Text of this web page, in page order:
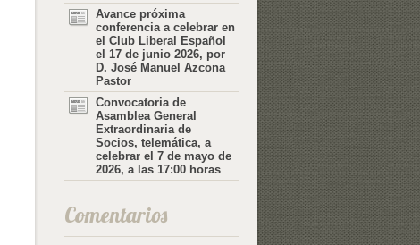
Avance próxima
conferencia a celebrar en
el Club Liberal Español
el 17 de junio 2026, por
D. José Manuel Azcona
Pastor
Convocatoria de
Asamblea General
Extraordinaria de
Socios, telemática, a
celebrar el 7 de mayo de
2026, a las 17:00 horas
Comentarios